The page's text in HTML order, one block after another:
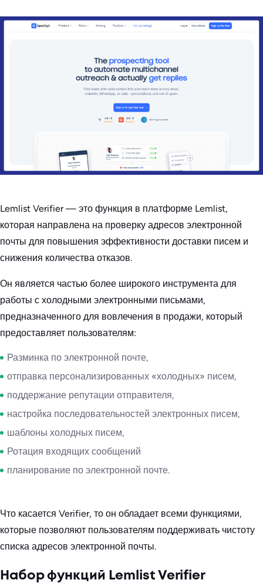
Lemlist Verifier — это функция в платформе Lemlist,
которая направлена на проверку адресов электронной
почты для повышения эффективности доставки писем и
снижения количества отказов.
Он является частью более широкого инструмента для
работы с холодными электронными письмами,
предназначенного для вовлечения в продажи, который
предоставляет пользователям:
Разминка по электронной почте,
отправка персонализированных «холодных» писем,
поддержание репутации отправителя,
настройка последовательностей электронных писем,
шаблоны холодных писем,
Ротация входящих сообщений
планирование по электронной почте.
Что касается Verifier, то он обладает всеми функциями,
которые позволяют пользователям поддерживать чистоту
списка адресов электронной почты.
Набор функций Lemlist Verifier